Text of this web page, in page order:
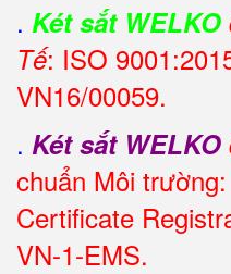
. Két sắt WELKO
Tế: ISO
VN16/00059.
. Két sắt WELKO
chuẩn Môi
Certificate
VN-1-EMS.